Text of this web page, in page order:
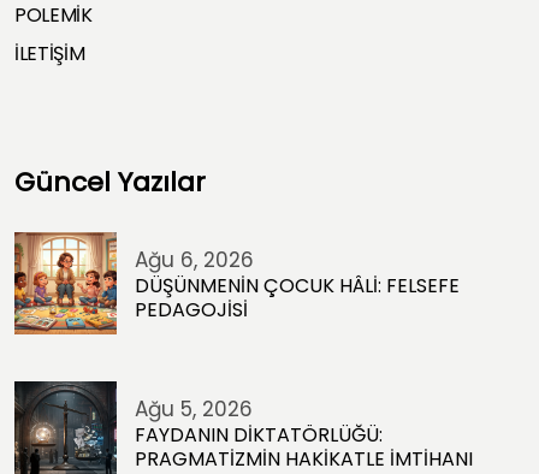
POLEMİK
İLETİŞİM
Güncel Yazılar
Ağu 6, 2026
DÜŞÜNMENİN ÇOCUK HÂLİ: FELSEFE
PEDAGOJİSİ
Ağu 5, 2026
FAYDANIN DİKTATÖRLÜĞÜ:
PRAGMATİZMİN HAKİKATLE İMTİHANI